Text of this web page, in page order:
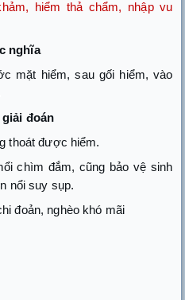
hiểm thả chẩm, nhập vu
nghĩa
mặt hiểm, sau gối hiểm, vào
giải đoán
thoát được hiểm.
chìm đắm, cũng bảo vệ sinh
nổi suy sụp.
đoản, nghèo khó mãi